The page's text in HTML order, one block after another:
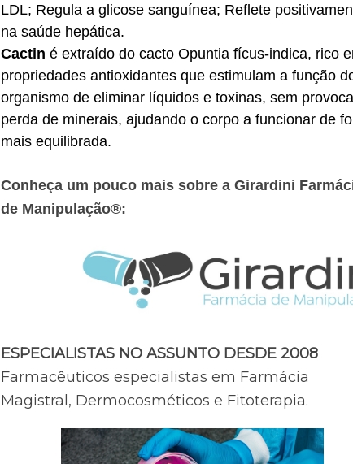
LDL; Regula a glicose sanguínea; Reflete
na saúde hepática.
Cactin é extraído do cacto Opuntia fícus-indica, rico
propriedades antioxidantes que estimulam a função
organismo de eliminar líquidos e toxinas, sem
perda de minerais, ajudando o corpo a funcionar de
mais equilibrada.
Conheça um pouco mais sobre a Girardini
de Manipulação®:
ESPECIALISTAS NO ASSUNTO DESDE 2008
Farmacêuticos especialistas em Farmácia
Magistral, Dermocosméticos e Fitoterapia.